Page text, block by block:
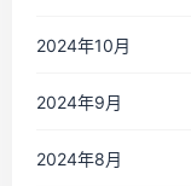
2024年10月
2024年9月
2024年8月